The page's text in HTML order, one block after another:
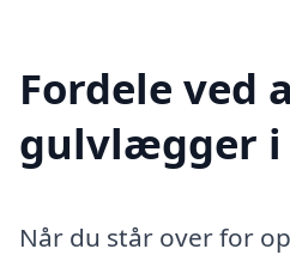
Fordele ved
gulvlægger i
Når du står over for